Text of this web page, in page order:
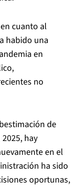
cuanto al
habido una
en
no
de
hay
en el
ha sido
oportunas,